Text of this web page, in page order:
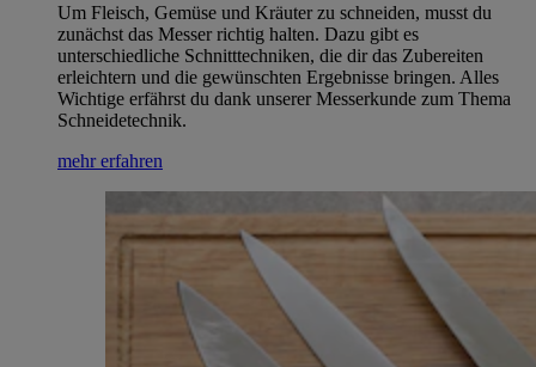
Um Fleisch, Gemüse und Kräuter zu schneiden, musst du
zunächst das Messer richtig halten. Dazu gibt es
unterschiedliche Schnitttechniken, die dir das Zubereiten
erleichtern und die gewünschten Ergebnisse bringen. Alles
Wichtige erfährst du dank unserer Messerkunde zum Thema
Schneidetechnik.
mehr erfahren